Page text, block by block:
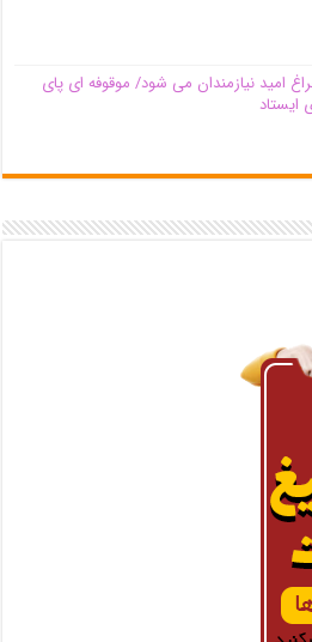
امید نیازمندان می شود/ موقوفه ای پای
ایستاد